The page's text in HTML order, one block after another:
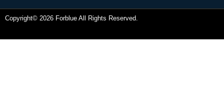
Copyright© 2026 Forblue All Rights Reserved.